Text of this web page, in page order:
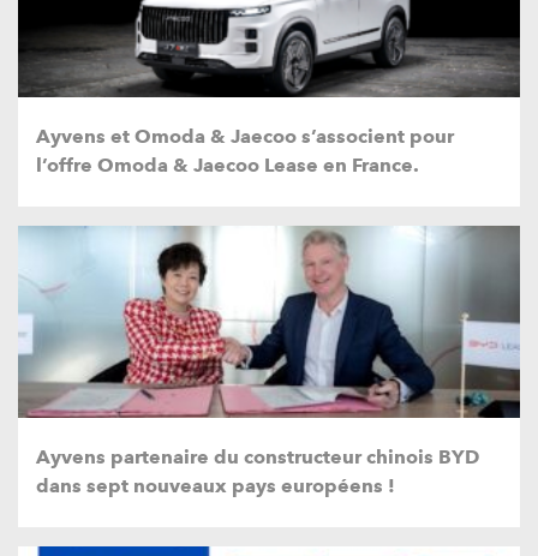
Ayvens et Omoda & Jaecoo s’associent pour
l’offre Omoda & Jaecoo Lease en France.
Ayvens partenaire du constructeur chinois BYD
dans sept nouveaux pays européens !